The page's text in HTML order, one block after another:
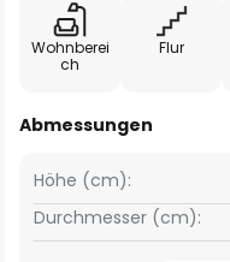
Wohnberei
ch
Flur
Abmessungen
Höhe (cm):
Durchmesser (cm):